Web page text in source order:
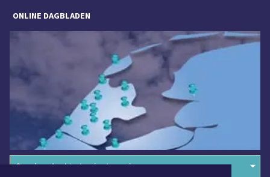
ONLINE DAGBLADEN
Overige dagbladen in de regio